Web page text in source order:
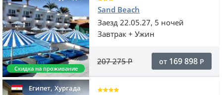
Скидка на проживание
Sand Beach
Заезд 22.05.27, 5 ночей
Завтрак + Ужин
207 275Р от 169 898 Р
Египет,Хургада